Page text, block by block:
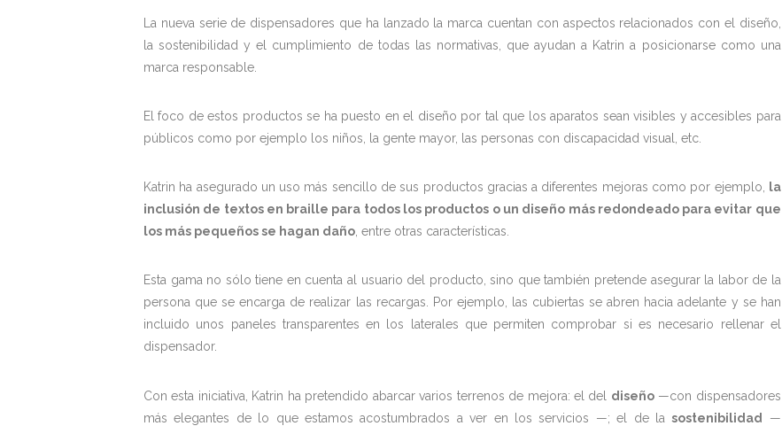
La nueva serie de dispensadores que ha lanzado la marca cuentan con aspectos relacionados con el diseño,
la sostenibilidad y el cumplimiento de todas las normativas, que ayudan a Katrin a posicionarse como una
marca responsable.
El foco de estos productos se ha puesto en el diseño por tal que los aparatos sean visibles y accesibles para
públicos como por ejemplo los niños, la gente mayor, las personas con discapacidad visual, etc.
Katrin ha asegurado un uso más sencillo de sus productos gracias a diferentes mejoras como por ejemplo, la
inclusión de textos en braille para todos los productos o un diseño más redondeado para evitar que
los más pequeños se hagan daño, entre otras características.
Esta gama no sólo tiene en cuenta al usuario del producto, sino que también pretende asegurar la labor de la
persona que se encarga de realizar las recargas. Por ejemplo, las cubiertas se abren hacia adelante y se han
incluido unos paneles transparentes en los laterales que permiten comprobar si es necesario rellenar el
dispensador.
Con esta iniciativa, Katrin ha pretendido abarcar varios terrenos de mejora: el del diseño—con dispensadores
más elegantes de lo que estamos acostumbrados a ver en los servicios —; el de lasostenibilidad —